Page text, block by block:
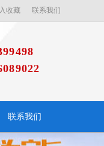
收藏 联系我们
联系我们